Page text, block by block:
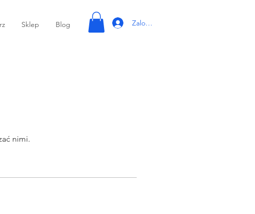
Sklep Blog Zaloguj się
nimi.